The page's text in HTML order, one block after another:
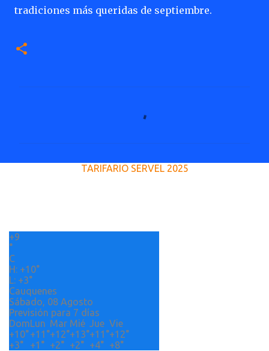
tradiciones más queridas de septiembre.
s
TARIFARIO SERVEL 2025
+9
°
C
H: +10°
L: +3°
Cauquenes
Sábado, 08 Agosto
Previsión para 7 días
DomLun Mar Mié Jue Vie
+10°+11°+12°+13°+11°+12°
+3° +1° +2° +2° +4° +8°